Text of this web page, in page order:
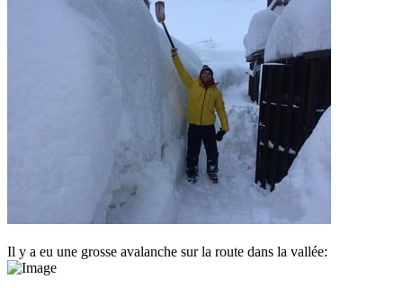
Il y a eu une grosse avalanche sur la route dans la vallée: